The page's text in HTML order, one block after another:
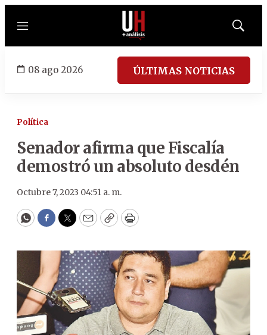
Menú
Mostrar
08 ago 2026 ÚLTIMAS NOTICIAS
Política
Senador afirma que Fiscalía
demostró un absoluto desdén
Octubre 7, 2023 04:51 a. m.
WhatsApp
Facebook
Twitter
EmailCopyPrint